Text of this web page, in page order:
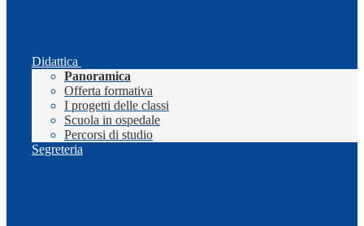
Didattica
Panoramica
Offerta formativa
I progetti delle classi
Scuola in ospedale
Percorsi di studio
Segreteria